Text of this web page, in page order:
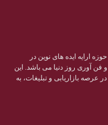
ارایه ایده های نوین در
و فن آوری روز دنیا می باشد. این
نوین در عرصه بازاریابی و تبلیغات، به